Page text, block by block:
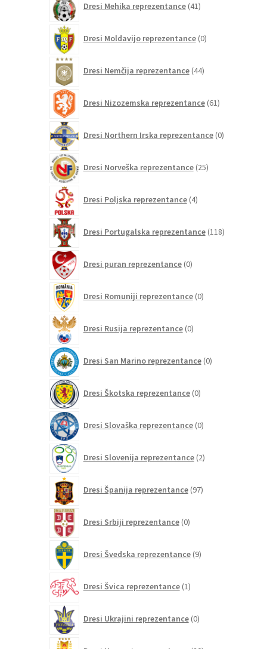
Dresi Mehika reprezentance 41izdelkov
Dresi Moldavijo reprezentance 0izdelkov
Dresi Nemčija reprezentance 44izdelkov
Dresi Nizozemska reprezentance 61izdelkov
Dresi Northern Irska reprezentance 0izdelkov
Dresi Norveška reprezentance 25izdelkov
Dresi Poljska reprezentance 4izdelki
Dresi Portugalska reprezentance 118izdelkov
Dresi puran reprezentance 0izdelkov
Dresi Romuniji reprezentance 0izdelkov
Dresi Rusija reprezentance 0izdelkov
Dresi San Marino reprezentance 0izdelkov
Dresi Škotska reprezentance 0izdelkov
Dresi Slovaška reprezentance 0izdelkov
Dresi Slovenija reprezentance 2izdelka
Dresi Španija reprezentance 97izdelkov
Dresi Srbiji reprezentance 0izdelkov
Dresi Švedska reprezentance 9izdelkov
Dresi Švica reprezentance 1izdelek
Dresi Ukrajini reprezentance 0izdelkov